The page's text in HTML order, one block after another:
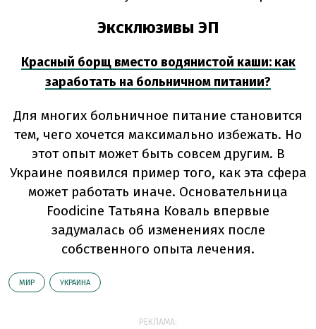
Эксклюзивы ЭП
Красный борщ вместо водянистой каши: как
заработать на больничном питании?
Для многих больничное питание становится
тем, чего хочется максимально избежать. Но
этот опыт может быть совсем другим. В
Украине появился пример того, как эта сфера
может работать иначе. Основательница
Foodicine Татьяна Коваль впервые
задумалась об изменениях после
собственного опыта лечения.
МИР УКРАИНА
РЕКЛАМА: